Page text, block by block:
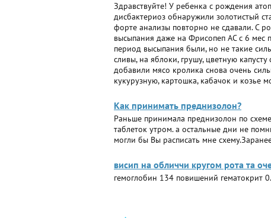
Здравствуйте! У ребенка с рождения
дисбактериоз обнаружили золотистый
форте анализы повторно не сдавали. С
высыпания даже на Фрисопеп АС с 6 мес
период высыпания были, но не такие
сливы, на яблоки, грушу, цветную
добавили мясо кролика снова очень
кукурузную, картошка, кабачок и козье
Как принимать преднизолон?
Раньше принимала преднизолон по
таблеток утром. а остальные дни не
могли бы Вы расписать мне
висип на обличчи кругом рота та
гемоглобин 134 повишений гематокрит